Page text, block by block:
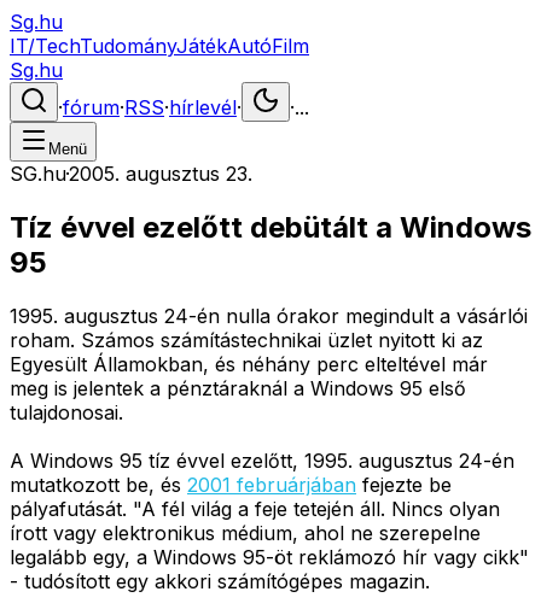
Sg.hu
IT/TechTudományJátékAutóFilm
Sg.hu
·fórum·RSS·hírlevél· ·...
Menü
SG.hu·2005. augusztus 23.
Tíz évvel ezelőtt debütált a Windows
95
1995. augusztus 24-én nulla órakor megindult a vásárlói
roham. Számos számítástechnikai üzlet nyitott ki az
Egyesült Államokban, és néhány perc elteltével már
meg is jelentek a pénztáraknál a Windows 95 első
tulajdonosai.
A Windows 95 tíz évvel ezelőtt, 1995. augusztus 24-én
mutatkozott be, és 2001 februárjában fejezte be
pályafutását. "A fél világ a feje tetején áll. Nincs olyan
írott vagy elektronikus médium, ahol ne szerepelne
legalább egy, a Windows 95-öt reklámozó hír vagy cikk"
- tudósított egy akkori számítógépes magazin.